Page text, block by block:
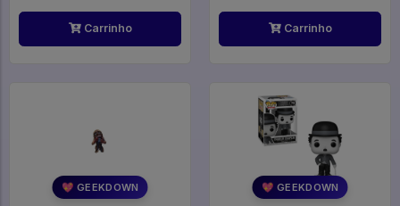
Carrinho Carrinho
💖 GEEKDOWN 💖 GEEKDOWN